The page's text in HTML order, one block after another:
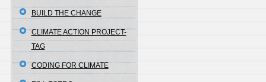
BUILD THE CHANGE
CLIMATE ACTION PROJECT-
TAG
CODING FOR CLIMATE